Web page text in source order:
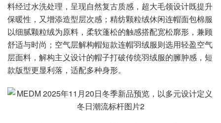
料经过水洗处理，呈现自然复古质感，超大毛领设计既提升
保暖性，又增添造型层次感；精纺颗粒绒休闲连帽面包棉服
以细腻颗粒绒为原料，柔软蓬松的触感搭配宽松廓形，兼顾
舒适与时尚；空气层解构帽短款连帽羽绒服则选用轻盈空气
层面料，解构主义设计的帽子打破传统羽绒服的臃肿感，短
款版型更显利落，适配多种身形。